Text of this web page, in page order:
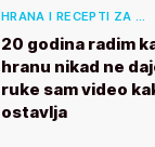
HRANA I RECEPTI ZA …
20 godina radim
hranu nikad ne
ruke sam video
ostavlja